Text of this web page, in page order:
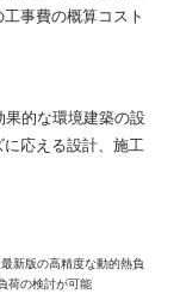
事費の概算コスト
的な環境建築の設
応える設計、施工
新版の高精度な動的熱負
荷の検討が可能